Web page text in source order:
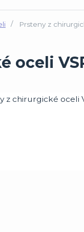
Prsteny z
oceli